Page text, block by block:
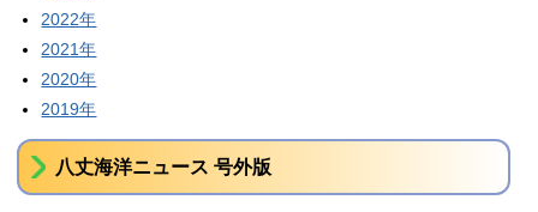
2022年
2021年
2020年
2019年
八丈海洋ニュース 号外版